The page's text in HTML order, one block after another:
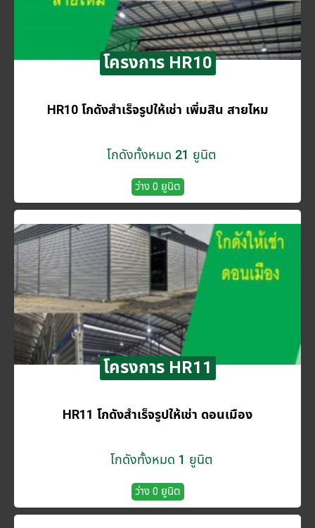
โครงการ HR10
HR10 โกดังสำเร็จรูปให้เช่า เพิ่มสิน สายไหม
โกดังทั้งหมด 21 ยูนิต
ว่าง 0 ยูนิต
โครงการ HR11
HR11 โกดังสำเร็จรูปให้เช่า ดอนเมือง
โกดังทั้งหมด 1 ยูนิต
ว่าง 0 ยูนิต